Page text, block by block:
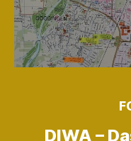
DIWA –